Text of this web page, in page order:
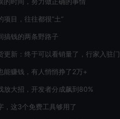
项目，往往都很“土”
搞钱的两条野路子
能赚钱，有人悄悄挣了2万+
放大招，开发者分成飙到80%
，这3个免费工具够用了